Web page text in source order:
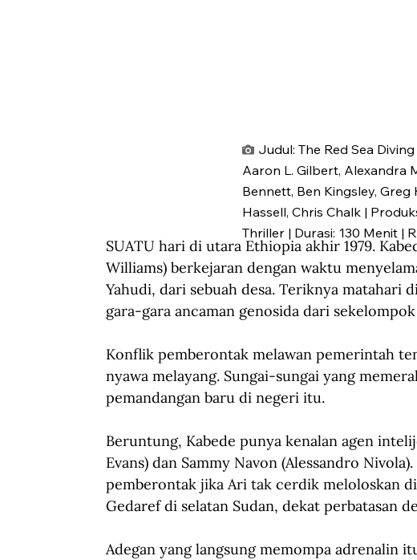
Judul: The Red Sea
Aaron L. Gilbert, Alexandra
Bennett, Ben Kingsley,
Hassell, Chris Chalk |
Thriller | Durasi: 130 Menit |
SUATU hari di utara Ethiopia akhir 1979.
Williams) berkejaran dengan waktu
Yahudi, dari sebuah desa. Teriknya matahari
gara-gara ancaman genosida dari
Konflik pemberontak melawan pemerintah
nyawa melayang. Sungai-sungai yang
pemandangan baru di negeri itu.
Beruntung, Kabede punya kenalan agen
Evans) dan Sammy Navon (Alessandro
pemberontak jika Ari tak cerdik meloloskan
Gedaref di selatan Sudan, dekat perbatasan
Adegan yang langsung memompa adrenalin